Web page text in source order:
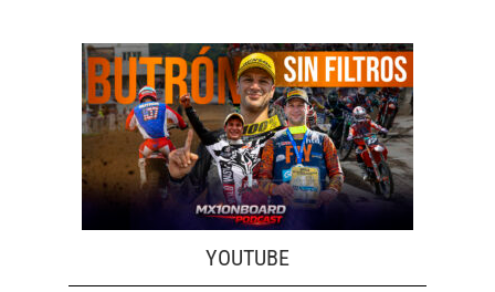
YOUTUBE